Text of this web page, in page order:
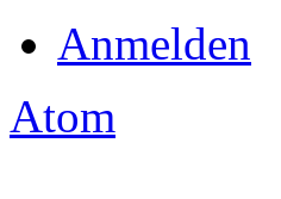
Anmelden
Atom